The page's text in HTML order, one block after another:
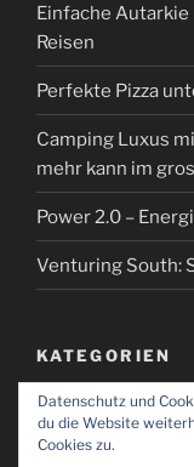
Einfache
Reisen
Perfekte Pizza
Camping Luxus
mehr kann im
Power 2.0 –
Venturing South:
KATEGORIEN
Kategorien
Datenschutz und
du die Website
Cookies zu.